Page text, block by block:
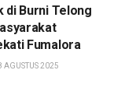
di Burni Telong
Fumalora
AGUSTUS 2025